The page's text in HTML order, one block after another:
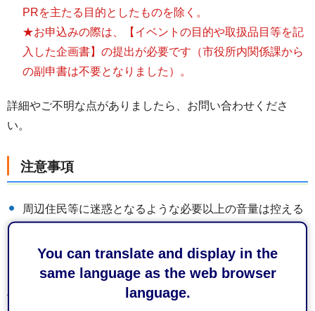
You can translate and display in the
same language as the web browser
language.
PRを主たる目的としたものを除く。
★お申込みの際は、【イベントの目的や取扱品目等を記
入した企画書】の提出が必要です（市役所内関係課から
の副申書は不要となりました）。
詳細やご不明な点がありましたら、お問い合わせくださ
い。
注意事項
周辺住民等に迷惑となるような必要以上の音量は控える
使用上の留意事項をよく守って広場の利用をすること。
上記注意事項をお守りいただけない場合、イベントを中止